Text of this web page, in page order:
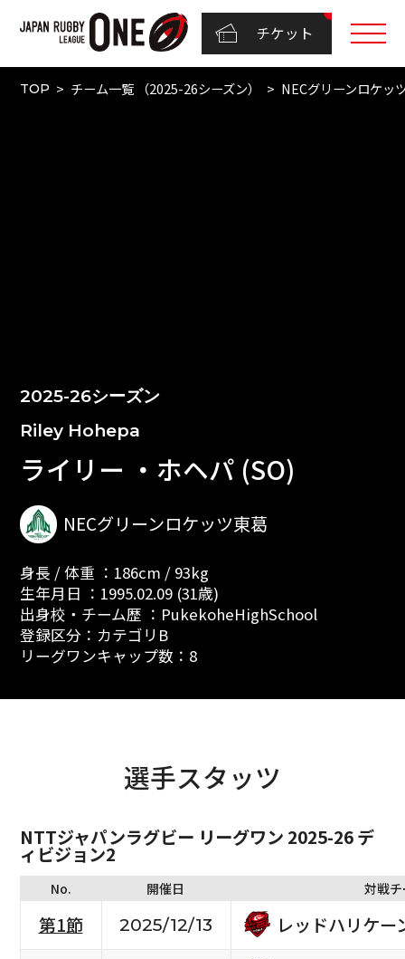
チケット
TOP チーム一覧 （2025-26シーズン） NECグリーンロケッ
2025-26シーズン
Riley Hohepa
ライリー ・ホヘパ (SO)
NECグリーンロケッツ東葛
身長 / 体重 ：186cm / 93kg
生年月日 ：1995.02.09 (31歳)
出身校・チーム歴 ：PukekoheHighSchool
登録区分：カテゴリB
リーグワンキャップ数：8
選手スタッツ
NTTジャパンラグビー リーグワン 2025-26 デ
ィビジョン2
No. 開催日 対戦
第1節 2025/12/13
レッドハリケー